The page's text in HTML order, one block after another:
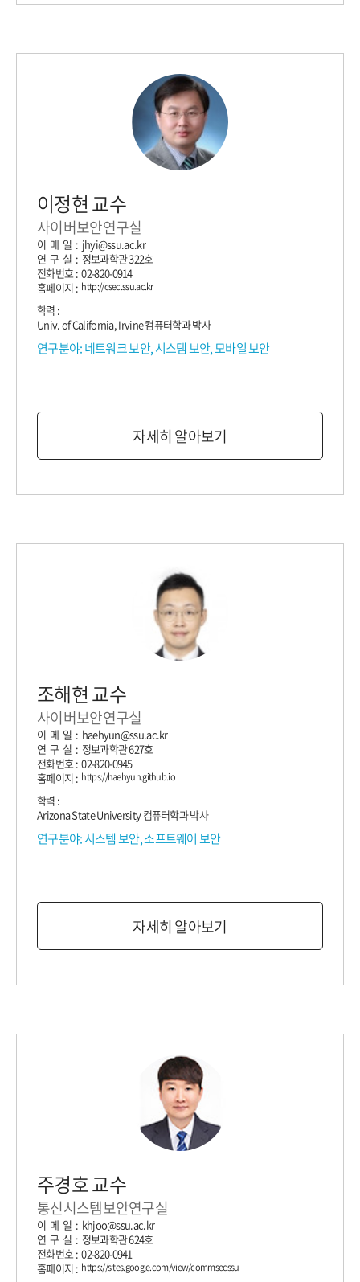
이정현 교수
사이버보안연구실
이 메 일 : jhyi@ssu.ac.kr
연 구 실 : 정보과학관 322호
전화번호 : 02-820-0914
홈페이지 : http://csec.ssu.ac.kr
학력 :
Univ. of California, Irvine 컴퓨터학과 박사
연구분야: 네트워크 보안, 시스템 보안, 모바일 보안
자세히 알아보기
조해현 교수
사이버보안연구실
이 메 일 : haehyun@ssu.ac.kr
연 구 실 : 정보과학관 627호
전화번호 : 02-820-0945
홈페이지 : https://haehyun.github.io
학력 :
Arizona State University 컴퓨터학과 박사
연구분야: 시스템 보안, 소프트웨어 보안
자세히 알아보기
주경호 교수
통신시스템보안연구실
이 메 일 : khjoo@ssu.ac.kr
연 구 실 : 정보과학관 624호
전화번호 : 02-820-0941
홈페이지 : https://sites.google.com/view/commsecssu